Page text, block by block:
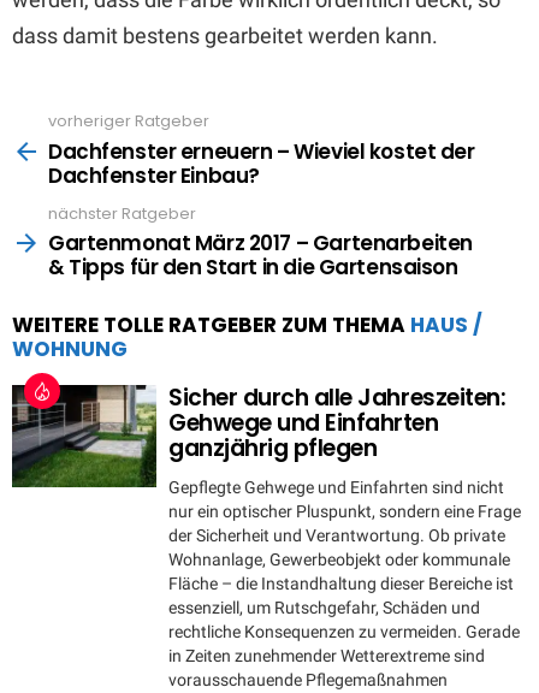
dass damit bestens gearbeitet werden kann.
more
vorheriger Ratgeber
Dachfenster erneuern – Wieviel kostet der
Dachfenster Einbau?
nächster Ratgeber
Gartenmonat März 2017 – Gartenarbeiten
& Tipps für den Start in die Gartensaison
WEITERE TOLLE RATGEBER ZUM THEMA HAUS /
WOHNUNG
Sicher durch alle Jahreszeiten:
Gehwege und Einfahrten
ganzjährig pflegen
Gepflegte Gehwege und Einfahrten sind nicht
nur ein optischer Pluspunkt, sondern eine Frage
der Sicherheit und Verantwortung. Ob private
Wohnanlage, Gewerbeobjekt oder kommunale
Fläche – die Instandhaltung dieser Bereiche ist
essenziell, um Rutschgefahr, Schäden und
rechtliche Konsequenzen zu vermeiden. Gerade
in Zeiten zunehmender Wetterextreme sind
vorausschauende Pflegemaßnahmen